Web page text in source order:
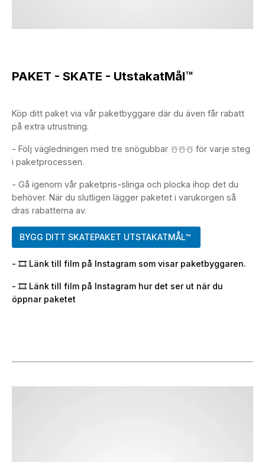
PAKET - SKATE - UtstakatMål™
Köp ditt paket via vår paketbyggare där du även får rabatt
på extra utrustning.
- Följ vägledningen med tre snögubbar ☃️☃️☃️ för varje steg
i paketprocessen.
- Gå igenom vår paketpris-slinga och plocka ihop det du
behöver. När du slutligen lägger paketet i varukorgen så
dras rabatterna av.
BYGG DITT SKATEPAKET UTSTAKATMÅL™
- 🎞️ Länk till film på Instagram som visar paketbyggaren.
- 🎞️ Länk till film på Instagram hur det ser ut när du
öppnar paketet